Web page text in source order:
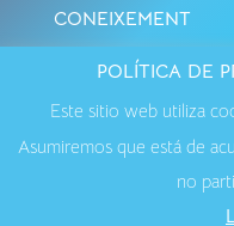
CONEIXEMENT
Privacidad·
POLÍTICA DE
Este sitio web utiliza
Asumiremos que está de
no